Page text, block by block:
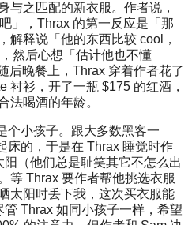
与之匹配的新衣服。作者说，
」，Thrax 的第一反应是「那
解释说「他的东西比较 cool，
然后心想「估计他也不懂
后晚餐上，Thrax 穿着作者花了
衬衫，开了一瓶 $175 的红酒，
法喝酒的年龄。
个小孩子。跟大多数黑客一
床的，于是在 Thrax 睡觉时作
（他们总是耻笑其它不怎么出
等 Thrax 要作者帮他挑选衣服
太阳时丢下我，这次买衣服能
Thrax 如同小孩子一样，希望